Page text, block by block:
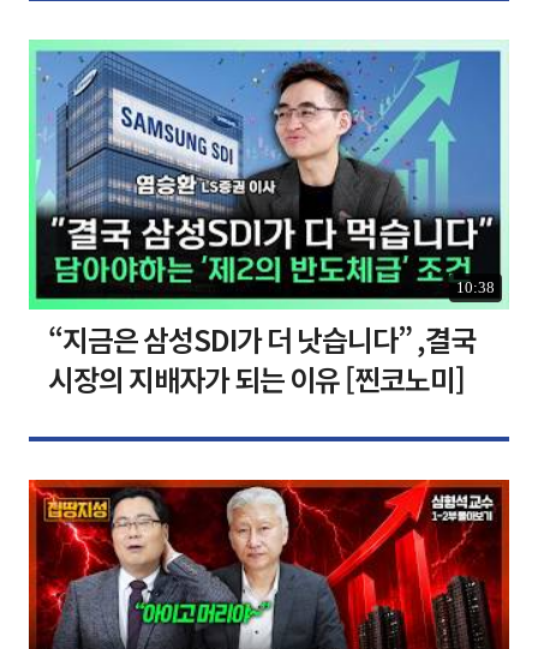
10:38
“지금은 삼성SDI가 더 낫습니다” ,결국
시장의 지배자가 되는 이유 [찐코노미]